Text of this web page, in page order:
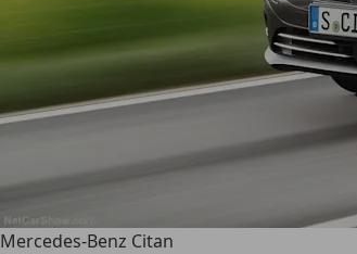
Mercedes-Benz Citan